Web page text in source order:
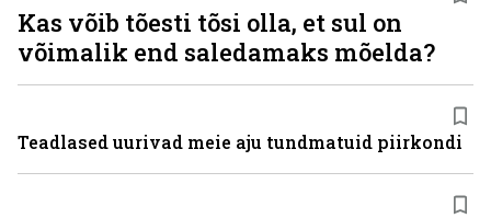
Kas võib tõesti tõsi olla, et sul on
võimalik end saledamaks mõelda?
Teadlased uurivad meie aju tundmatuid piirkondi